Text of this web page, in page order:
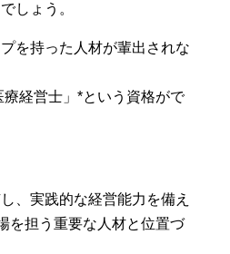
しょう。
を持った人材が輩出されな
経営士」*という資格がで
、実践的な経営能力を備え
を担う重要な人材と位置づ